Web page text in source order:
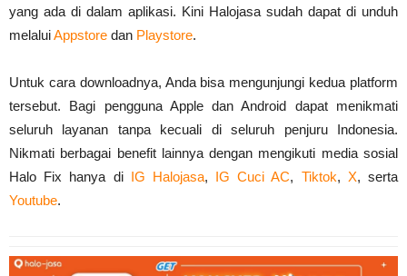
yang ada di dalam aplikasi. Kini Halojasa sudah dapat di unduh
melaluiAppstore dan Playstore.
Untuk cara downloadnya, Anda bisa mengunjungi kedua platform
tersebut. Bagi pengguna Apple dan Android dapat menikmati
seluruh layanan tanpa kecuali di seluruh penjuru Indonesia.
Nikmati berbagai benefit lainnya dengan mengikuti media sosial
Halo Fix hanya di IG Halojasa, IG Cuci AC, Tiktok, X, serta
Youtube.